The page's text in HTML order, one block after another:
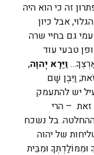
זה כי הוא היה
אבל כיון
גם בחיי שרה
טבעי עוד
וַיֵּרָא יְהוָה,
וַיִּבֶן שָׁם
יש להתעמק
– הרי
בל נשכח
של יהוה
וּמִבֵּית